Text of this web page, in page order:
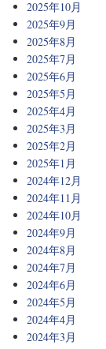
2025年10月
2025年9月
2025年8月
2025年7月
2025年6月
2025年5月
2025年4月
2025年3月
2025年2月
2025年1月
2024年12月
2024年11月
2024年10月
2024年9月
2024年8月
2024年7月
2024年6月
2024年5月
2024年4月
2024年3月